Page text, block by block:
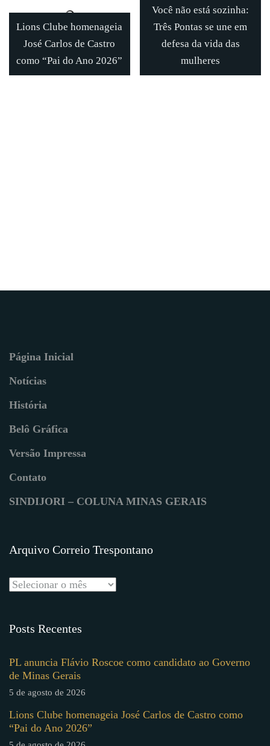
Lions Clube homenageia
José Carlos de Castro
como “Pai do Ano 2026”
Você não está sozinha:
Três Pontas se une em
defesa da vida das
mulheres
Página Inicial
Notícias
História
Belô Gráfica
Versão Impressa
Contato
SINDIJORI – COLUNA MINAS GERAIS
Arquivo Correio Trespontano
Posts Recentes
PL anuncia Flávio Roscoe como candidato ao Governo
de Minas Gerais
5 de agosto de 2026
Lions Clube homenageia José Carlos de Castro como
“Pai do Ano 2026”